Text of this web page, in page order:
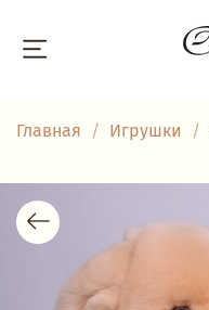
Главная Игрушки